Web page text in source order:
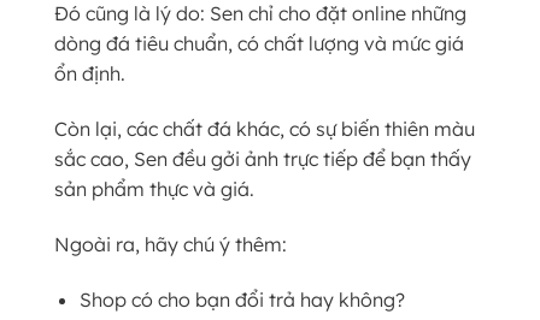
Đó cũng là lý do: Sen chỉ cho đặt online những
dòng đá tiêu chuẩn, có chất lượng và mức giá
ổn định.
Còn lại, các chất đá khác, có sự biến thiên màu
sắc cao, Sen đều gởi ảnh trực tiếp để bạn thấy
sản phẩm thực và giá.
Ngoài ra, hãy chú ý thêm:
Shop có cho bạn đổi trả hay không?